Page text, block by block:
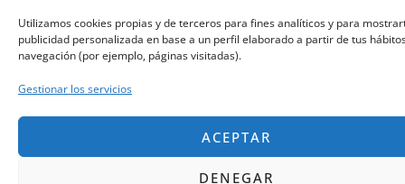
Utilizamos cookies propias y de terceros para fines analíticos y para
publicidad personalizada en base a un perfil elaborado a partir de tus
navegación (por ejemplo, páginas visitadas).
Gestionar los servicios
ACEPTAR
DENEGAR